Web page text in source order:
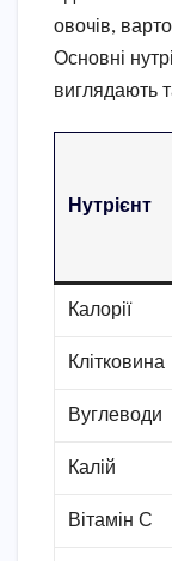
овочів,
Основні
виглядають
Нутрієнт
Калорії
Клітковина
Вуглеводи
Калій
Вітамін С